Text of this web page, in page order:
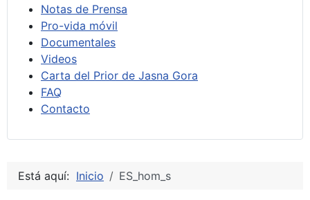
Notas de Prensa
Pro-vida móvil
Documentales
Videos
Carta del Prior de Jasna Gora
FAQ
Contacto
Está aquí: Inicio ES_hom_s